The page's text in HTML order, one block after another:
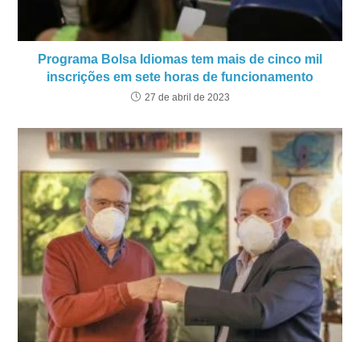
Programa Bolsa Idiomas tem mais de cinco mil
inscrições em sete horas de funcionamento
27 de abril de 2023